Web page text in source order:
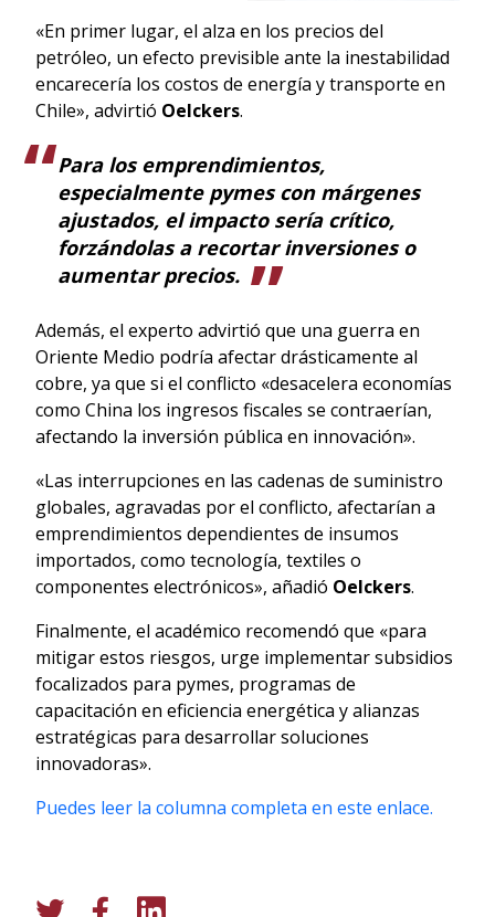
«En primer lugar, el alza en los precios del
petróleo, un efecto previsible ante la inestabilidad
encarecería los costos de energía y transporte en
Chile», advirtió Oelckers.
Para los emprendimientos,
especialmente pymes con márgenes
ajustados, el impacto sería crítico,
forzándolas a recortar inversiones o
aumentar precios.
Además, el experto advirtió que una guerra en
Oriente Medio podría afectar drásticamente al
cobre, ya que si el conflicto «desacelera economías
como China los ingresos fiscales se contraerían,
afectando la inversión pública en innovación».
«Las interrupciones en las cadenas de suministro
globales, agravadas por el conflicto, afectarían a
emprendimientos dependientes de insumos
importados, como tecnología, textiles o
componentes electrónicos», añadió Oelckers.
Finalmente, el académico recomendó que «para
mitigar estos riesgos, urge implementar subsidios
focalizados para pymes, programas de
capacitación en eficiencia energética y alianzas
estratégicas para desarrollar soluciones
innovadoras».
Puedes leer la columna completa en este enlace.